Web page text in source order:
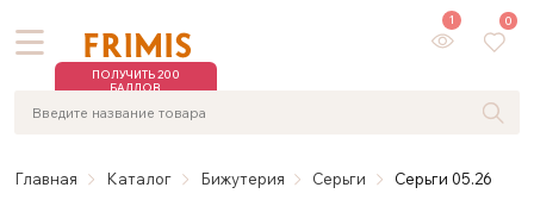
ПОЛУЧИТЬ 200
БАЛЛОВ
1 0
Главная Каталог Бижутерия Серьги Серьги 05.26